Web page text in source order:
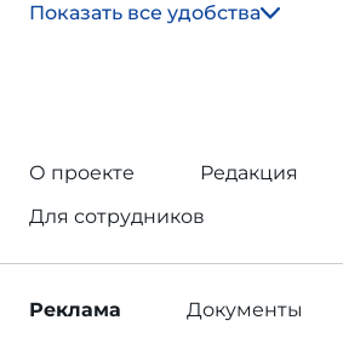
Показать все удобства
О проекте
Редакция
Для сотрудников
Реклама Документы